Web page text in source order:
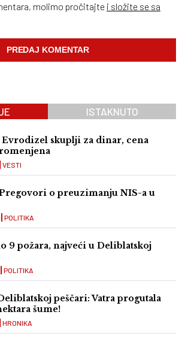
molimo pročitajte i složite se sa
ISTAKNUTO
Evrodizel skuplji za dinar, cena
VESTI
o preuzimanju NIS-a u
POLITIKA
9 požara, najveći u Deliblatskoj
POLITIKA
peščari: Vatra progutala
šume!
HRONIKA